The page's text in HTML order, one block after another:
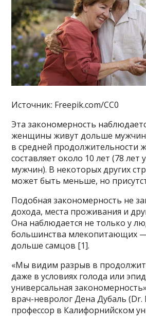
Источник: Freepik.com/CC0
Эта закономерность
женщины живут дольше
в средней продолжительности
составляет около 10 лет (78
мужчин). В некоторых других
может быть меньше, но
Подобная закономерность не
дохода, места проживания и
Она наблюдается не только у
большинства млекопитающих
дольше самцов [1].
«Мы видим разрыв в
даже в условиях голода или
универсальная
врач-невролог Дена Дубаль (Dr.
профессор в Калифорнийском